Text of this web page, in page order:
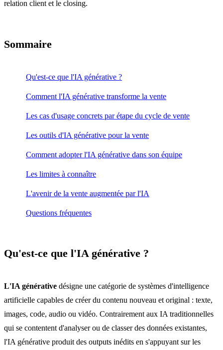
relation client et le closing.
Sommaire
Qu'est-ce que l'IA générative ?
Comment l'IA générative transforme la vente
Les cas d'usage concrets par étape du cycle de vente
Les outils d'IA générative pour la vente
Comment adopter l'IA générative dans son équipe
Les limites à connaître
L'avenir de la vente augmentée par l'IA
Questions fréquentes
Qu'est-ce que l'IA générative ?
L'IA générative désigne une catégorie de systèmes d'intelligence
artificielle capables de créer du contenu nouveau et original : texte,
images, code, audio ou vidéo. Contrairement aux IA traditionnelles
qui se contentent d'analyser ou de classer des données existantes,
l'IA générative produit des outputs inédits en s'appuyant sur les